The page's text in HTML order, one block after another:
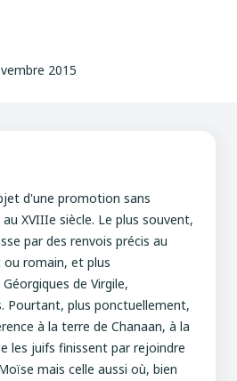
2015
d'une promotion sans
XVIIIe siècle. Le plus souvent,
par des renvois précis au
romain, et plus
de Virgile,
Pourtant, plus ponctuellement,
à la terre de Chanaan, à la
les juifs finissent par rejoindre
mais celle aussi où, bien